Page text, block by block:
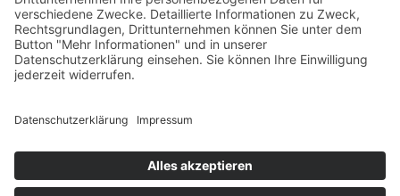
Kitas
Übersicht
Über uns
Struktur
Team
Kita-Gespräche
Ausbildung
Aktuelles